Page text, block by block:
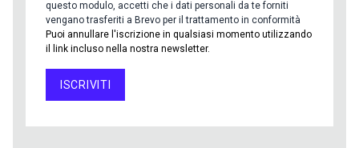
questo modulo, accetti che i dati personali da te forniti
vengano trasferiti a Brevo per il trattamento in conformità
Puoi annullare l'iscrizione in qualsiasi momento utilizzando
il link incluso nella nostra newsletter.
ISCRIVITI